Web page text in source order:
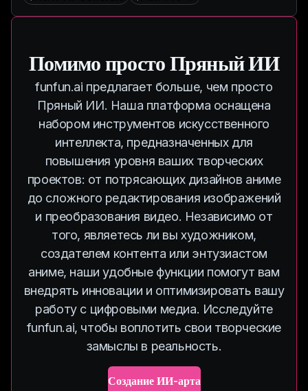
Помимо просто Пряный ИИ
funfun.ai предлагает больше, чем просто
Пряный ИИ. Наша платформа оснащена
набором инструментов искусственного
интеллекта, предназначенных для
повышения уровня ваших творческих
проектов: от потрясающих дизайнов аниме
до сложного редактирования изображений
и преобразования видео. Независимо от
того, являетесь ли вы художником,
создателем контента или энтузиастом
аниме, наши удобные функции помогут вам
внедрять инновации и оптимизировать вашу
работу с цифровыми медиа. Исследуйте
funfun.ai, чтобы воплотить свои творческие
замыслы в реальность.
Создание ИИ-арта